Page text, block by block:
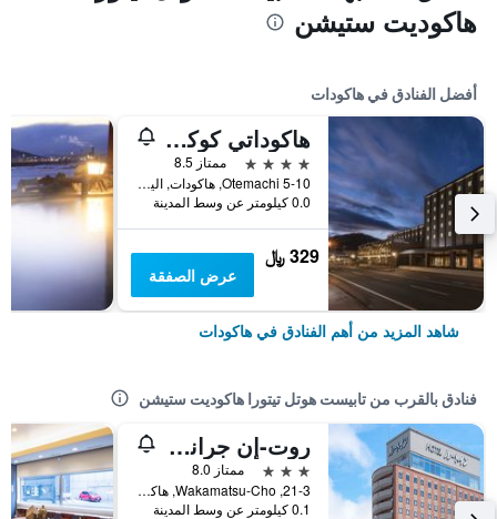
هاكوديت ستيشن
أفضل الفنادق في هاكودات
هاكوداتي كوكساي هوتل
4 نجوم
ممتاز 8.5
5-10 Otemachi, هاكودات, اليابان
0.0 كيلومتر عن وسط المدينة
329 ﷼
عرض الصفقة
شاهد المزيد من أهم الفنادق في هاكودات
فنادق بالقرب من تابيست هوتل تيتورا هاكوديت ستيشن
روت-إن جرانتيا هاكودات إكيماي
3 نجوم
ممتاز 8.0
21-3, Wakamatsu-Cho, هاكودات, اليابان
0.1 كيلومتر عن وسط المدينة